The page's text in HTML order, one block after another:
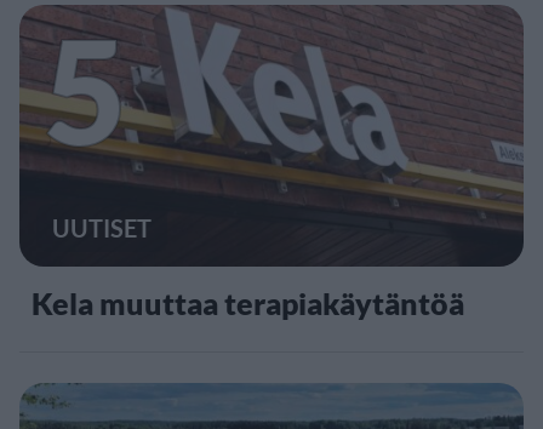
5
UUTISET
Kela muuttaa terapiakäytäntöä